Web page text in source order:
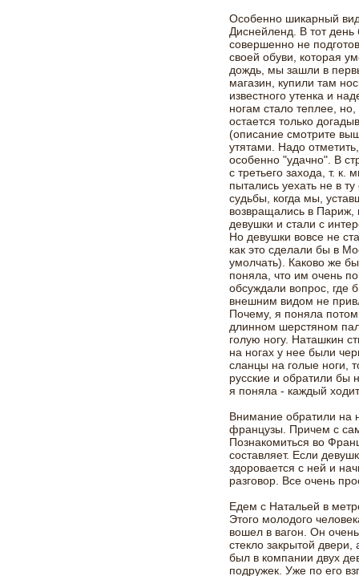
Особенно шикарный
Диснейленд. В тот
совершенно не
своей обуви, которая
дождь, мы зашли в
магазин, купили там
известного утенка и
ногам стало теплее,
остается только
(описание смотрите
утятами. Надо
особенно "удачно". В
с третьего захода, т. к.
пытались уехать не в
судьбы, когда мы,
возвращались в Париж,
девушки и стали с
Но девушки вовсе не
как это сделали бы в
умолчать). Каково же
поняла, что им очень
обсуждали вопрос, где
внешним видом не
Почему, я поняла
длинном шерстяном
голую ногу. Наташкин
на ногах у нее были
сланцы на голые ноги,
русские и обратили бы
я поняла - каждый
Внимание обратили на
французы. Причем с
Познакомиться во
составляет. Если
здоровается с ней и
разговор. Все очень
Едем с Натальей в
Этого молодого
вошел в вагон. Он
стекло закрытой
был в компании двух
подружек. Уже по его